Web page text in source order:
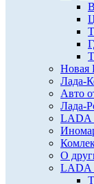
Новая
Лада-
Авто
Лада-
LADA
О
LADA